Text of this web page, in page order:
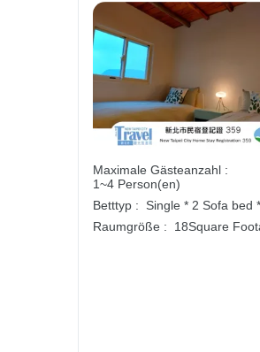
Maximale Gästeanzahl :
1~4 Person(en)
Betttyp :
Single * 2 Sofa bed
Raumgröße :
18Square